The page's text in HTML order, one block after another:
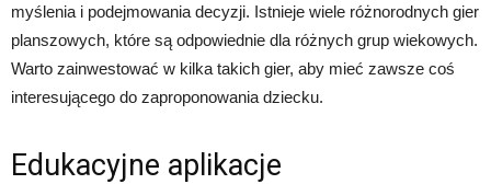
myślenia i podejmowania decyzji. Istnieje wiele różnorodnych gier
planszowych, które są odpowiednie dla różnych grup wiekowych.
Warto zainwestować w kilka takich gier, aby mieć zawsze coś
interesującego do zaproponowania dziecku.
Edukacyjne aplikacje